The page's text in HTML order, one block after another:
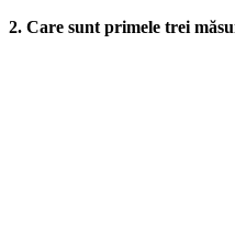
2. Care sunt primele trei